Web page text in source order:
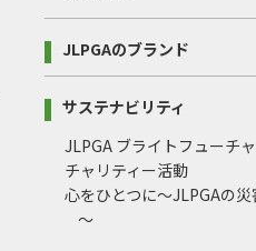
JLPGAのブランド
サステナビリティ
JLPGA ブライトフューチ
チャリティー活動
心をひとつに～JLPGAの
～